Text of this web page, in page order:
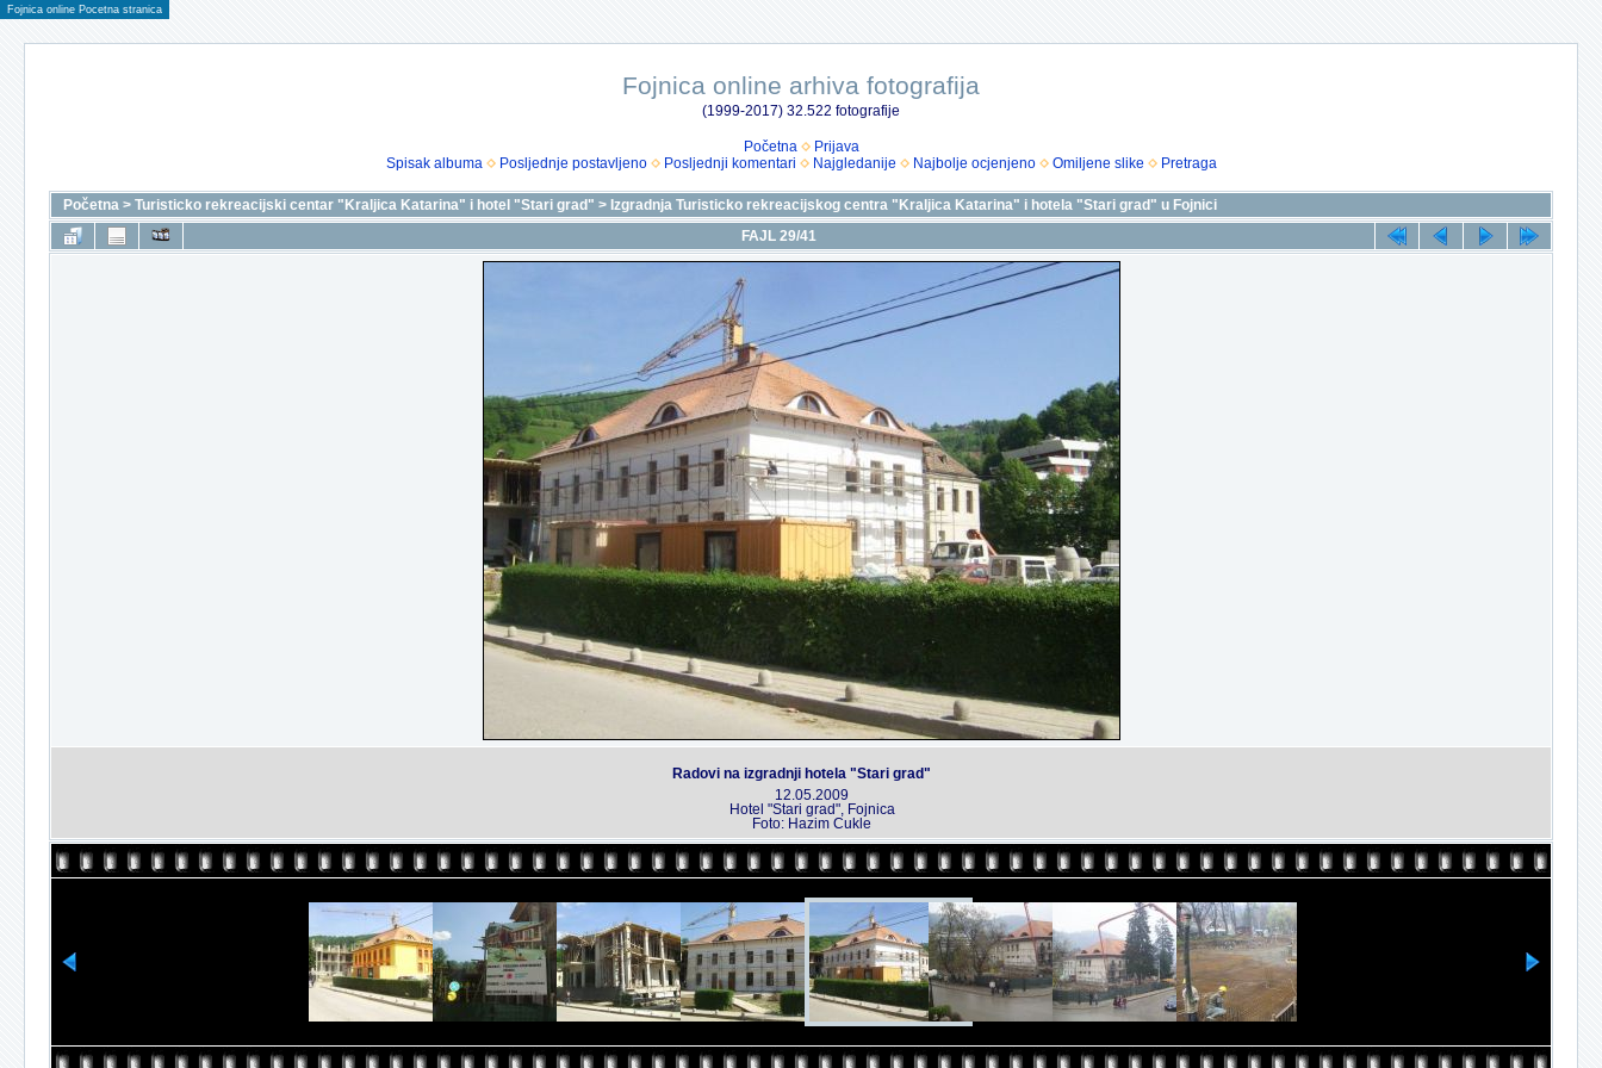
Fojnica online Pocetna stranica
Fojnica online arhiva fotografija
(1999-2017) 32.522 fotografije
Početna
Prijava
Spisak albuma
Posljednje postavljeno Posljednji komentari Najgledanije Najbolje ocjenjeno Omiljene slike Pretraga
Početna > Turisticko rekreacijski centar "Kraljica Katarina" i hotel "Stari grad" > Izgradnja Turisticko rekreacijskog centra "Kraljica Katarina" i hotela "Stari grad" u Fojnici
FAJL 29/41
Radovi na izgradnji hotela "Stari grad"
12.05.2009
Hotel "Stari grad", Fojnica
Foto: Hazim Cukle